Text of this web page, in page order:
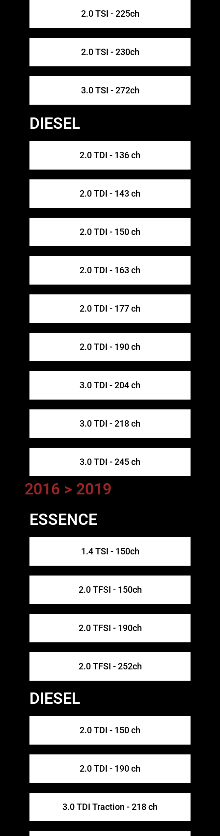
2.0 TSI - 225ch
2.0 TSI - 230ch
3.0 TSI - 272ch
DIESEL
2.0 TDI - 136 ch
2.0 TDI - 143 ch
2.0 TDI - 150 ch
2.0 TDI - 163 ch
2.0 TDI - 177 ch
2.0 TDI - 190 ch
3.0 TDI - 204 ch
3.0 TDI - 218 ch
3.0 TDI - 245 ch
2016 > 2019
ESSENCE
1.4 TSI - 150ch
2.0 TFSI - 150ch
2.0 TFSI - 190ch
2.0 TFSI - 252ch
DIESEL
2.0 TDI - 150 ch
2.0 TDI - 190 ch
3.0 TDI Traction - 218 ch